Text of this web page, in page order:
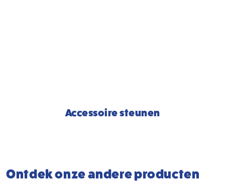
Accessoire steunen
Ontdek onze andere producten